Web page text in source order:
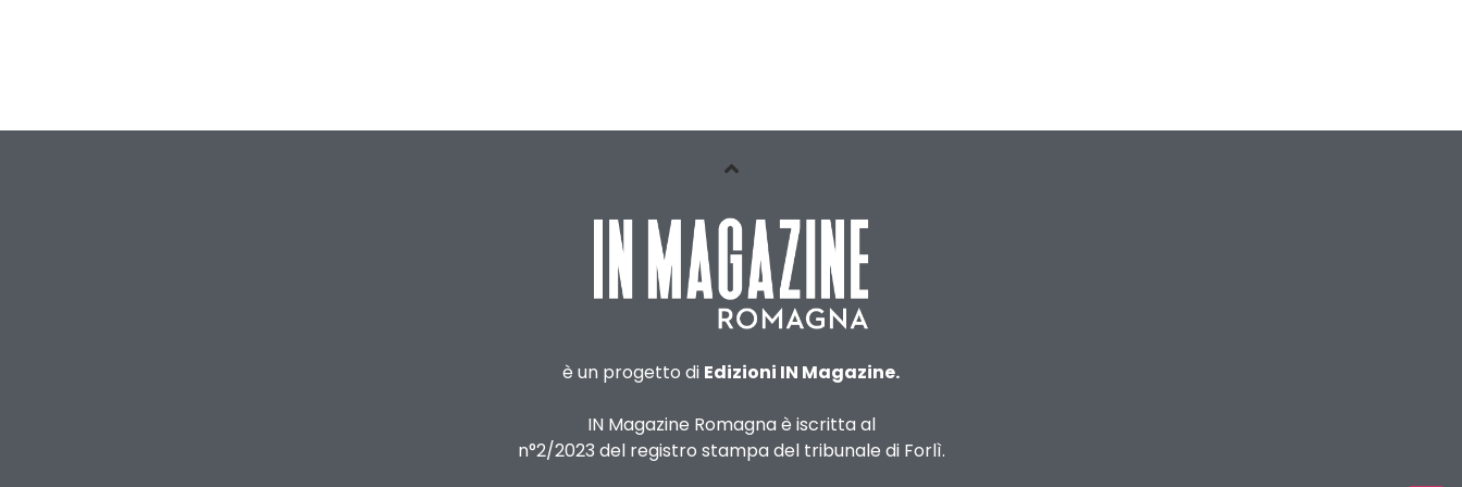
è un progetto di Edizioni IN Magazine.
IN Magazine Romagna è iscritta al
n°2/2023 del registro stampa del tribunale di Forlì.